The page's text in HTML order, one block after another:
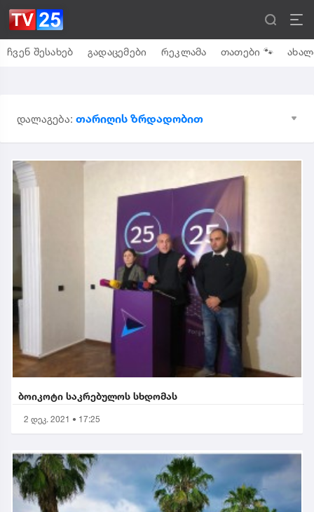
ჩვენ შესახებ გადაცემები რეკლამა თათები 🐾
დალაგება: თარიღის ზრდადობით
ბოიკოტი საკრებულოს სხდომას
2 დეკ. 2021 • 17:25